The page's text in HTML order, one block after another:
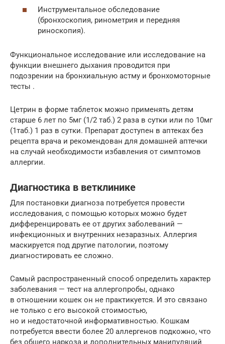
Инструментальное обследование
(бронхоскопия, ринометрия и передняя
риноскопия).
Функциональное исследование или исследование на
функции внешнего дыхания проводится при
подозрении на бронхиальную астму и бронхомоторные
тесты .
Цетрин в форме таблеток можно применять детям
старше 6 лет по 5мг (1/2 таб.) 2 раза в сутки или по 10мг
(1таб.) 1 раз в сутки. Препарат доступен в аптеках без
рецепта врача и рекомендован для домашней аптечки
на случай необходимости избавления от симптомов
аллергии.
Диагностика в ветклинике
Для постановки диагноза потребуется провести
исследования, с помощью которых можно будет
дифференцировать ее от других заболеваний —
инфекционных и внутренних незаразных. Аллергия
маскируется под другие патологии, поэтому
диагностировать ее сложно.
Самый распространенный способ определить характер
заболевания — тест на аллергопробы, однако
в отношении кошек он не практикуется. И это связано
не только с его высокой стоимостью,
но и недостаточной информативностью. Кошкам
потребуется ввести более 20 аллергенов подкожно, что
без общего наркоза и дополнительных манипуляций